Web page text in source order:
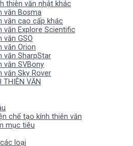
thiên văn nhật khác
văn Bosma
văn cao cấp khác
văn Explore Scientific
văn GSO
văn Orion
văn SharpStar
văn SVBony
văn Sky Rover
THIÊN VĂN
chế tạo kính thiên văn
mục tiêu
loại